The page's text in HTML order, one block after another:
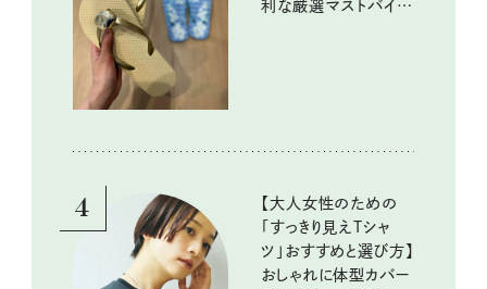
利な厳選マストバイア
4
【大人女性のための
「すっきり見えTシャ
ツ」おすすめと選び方】
おしゃれに体型カバー